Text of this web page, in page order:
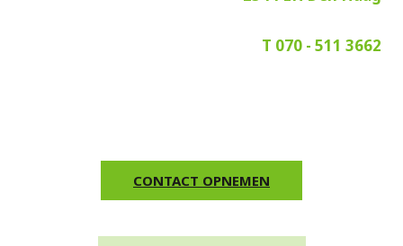
T 070 - 511 3662
CONTACT OPNEMEN